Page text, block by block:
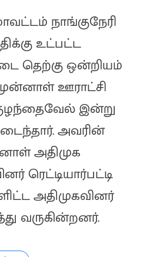
நாங்குநேரி
உட்பட்ட
தெற்கு ஒன்றியம்
ஊராட்சி
இன்று
அவரின்
அதிமுக
ரெட்டியார்பட்டி
அதிமுகவினர்
வருகின்றனர்.